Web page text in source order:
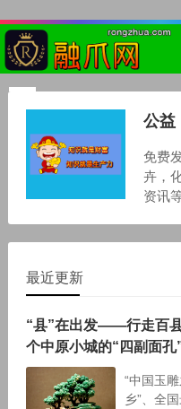
公益
免费
卉，
资讯
最近更新
“县”在出发——行走百
个中原小城的“四副面孔
“中国玉
乡”、全